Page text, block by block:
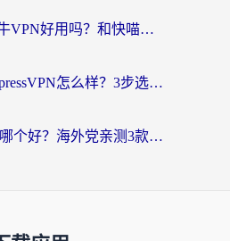
海外党实测：斧牛VPN好用吗？和快喵VPN对比哪个回国效果更好？附3款热门加速器深度分析
海外党必看：ExpressVPN怎么样？3步选对回国加速器，无缝刷国内剧玩手游
迅游和云界RIFT哪个好？海外党亲测3款回国加速器，教你无缝刷国内剧玩游戏